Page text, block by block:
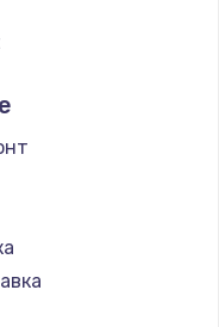
Echips
iru
DEXP
Teclast
CHUWI
Colorful